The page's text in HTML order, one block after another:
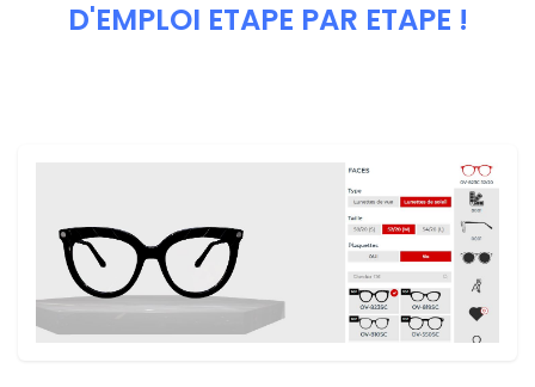
D'EMPLOI ETAPE PAR ETAPE !